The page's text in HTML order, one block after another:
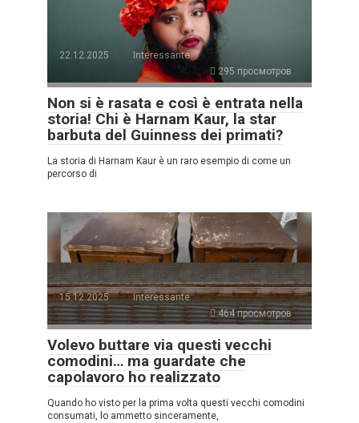
22.12.2025
Interessante
295 просмотров
Non si è rasata e così è entrata nella
storia! Chi è Harnam Kaur, la star
barbuta del Guinness dei primati?
La storia di Harnam Kaur è un raro esempio di come un
percorso di
15.12.2025
Interessante
464 просмотров
Volevo buttare via questi vecchi
comodini… ma guardate che
capolavoro ho realizzato
Quando ho visto per la prima volta questi vecchi comodini
consumati, lo ammetto sinceramente,